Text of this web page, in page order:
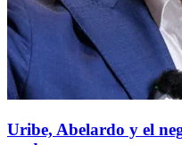
Uribe, Abelardo y el